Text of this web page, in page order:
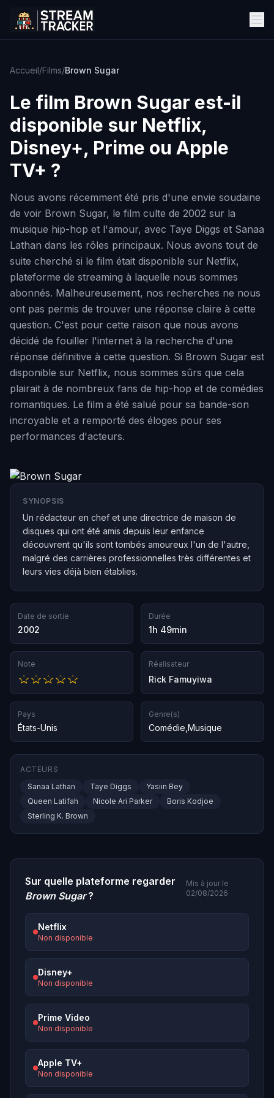
Accueil/Films/Brown Sugar
Le film Brown Sugar est-il
disponible sur Netflix,
Disney+, Prime ou Apple
TV+ ?
Nous avons récemment été pris d'une envie soudaine
de voir Brown Sugar, le film culte de 2002 sur la
musique hip-hop et l'amour, avec Taye Diggs et Sanaa
Lathan dans les rôles principaux. Nous avons tout de
suite cherché si le film était disponible sur Netflix,
plateforme de streaming à laquelle nous sommes
abonnés. Malheureusement, nos recherches ne nous
ont pas permis de trouver une réponse claire à cette
question. C'est pour cette raison que nous avons
décidé de fouiller l'internet à la recherche d'une
réponse définitive à cette question. Si Brown Sugar est
disponible sur Netflix, nous sommes sûrs que cela
plairait à de nombreux fans de hip-hop et de comédies
romantiques. Le film a été salué pour sa bande-son
incroyable et a remporté des éloges pour ses
performances d'acteurs.
SYNOPSIS
Un rédacteur en chef et une directrice de maison de
disques qui ont été amis depuis leur enfance
découvrent qu'ils sont tombés amoureux l'un de l'autre,
malgré des carrières professionnelles très différentes et
leurs vies déjà bien établies.
Date de sortie
2002
Durée
1h 49min
Note Réalisateur
Rick Famuyiwa
Pays
États-Unis
Genre(s)
Comédie Musique
ACTEURS
Sanaa Lathan
Taye Diggs
Yasiin Bey
Queen Latifah
Nicole Ari Parker
Boris Kodjoe
Sterling K. Brown
Sur quelle plateforme regarder
Brown Sugar?
Mis à jour le
02/08/2026
Netflix
Non disponible
Disney+
Non disponible
Prime Video
Non disponible
Apple TV+
Non disponible